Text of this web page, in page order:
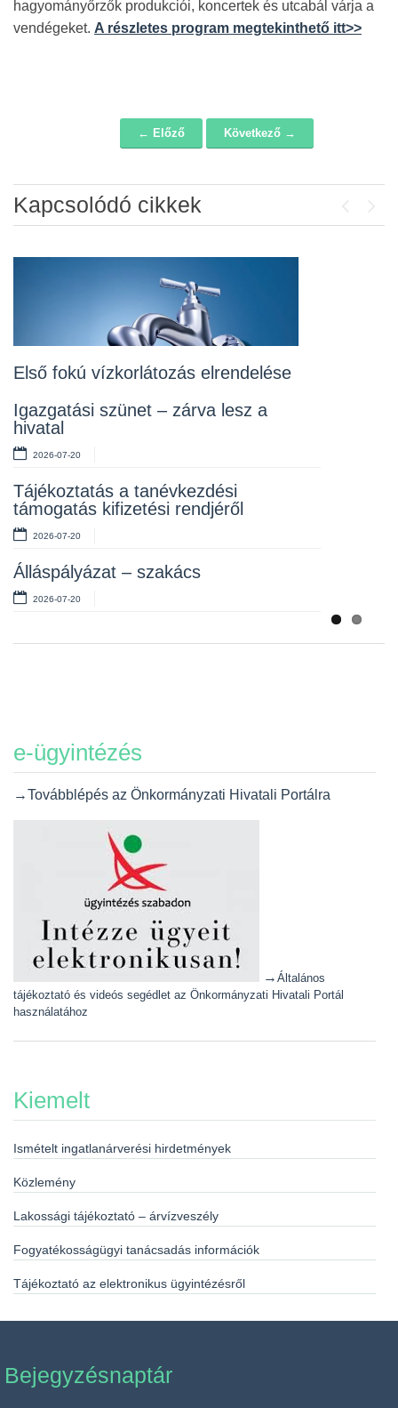
hagyományőrzők produkciói, koncertek és utcabál várja a
vendégeket. A részletes program megtekinthető itt>>
← Előző Következő →
Kapcsolódó cikkek
Első fokú vízkorlátozás elrendelése
Igazgatási szünet – zárva lesz a
hivatal
2026-07-20
Tájékoztatás a tanévkezdési
támogatás kifizetési rendjéről
2026-07-20
Álláspályázat – szakács
2026-07-20
Álláspályázat – konyhai kisegítő
Lakossági fórum az Erzsébet téri
2026-07-10
Rendelet kihirdetése
2026-07-10
Álláspályázat – takarító
2026-07-06
e-ügyintézés
→Továbblépés az Önkormányzati Hivatali Portálra
→ Általános
tájékoztató és videós segédlet az Önkormányzati Hivatali Portál
használatához
Kiemelt
Ismételt ingatlanárverési hirdetmények
Közlemény
Lakossági tájékoztató – árvízveszély
Fogyatékosságügyi tanácsadás információk
Tájékoztató az elektronikus ügyintézésről
Bejegyzésnaptár